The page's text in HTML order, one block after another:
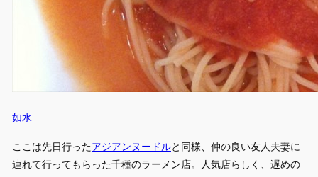
如水
ここは先日行ったアジアンヌードルと同様、仲の良い友人夫妻に
連れて行ってもらった千種のラーメン店。人気店らしく、遅めの